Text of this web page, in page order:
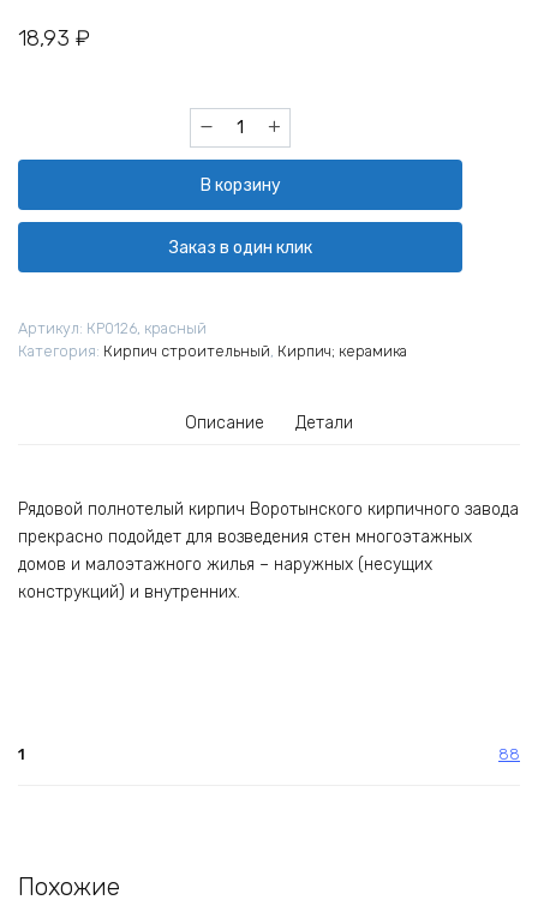
18,93 ₽
Количество
товара
строительный
полнотелый
полуторный
Воротынск
1,4НФ
В корзину
Заказ в один клик
Артикул: КР0126, красный
Категория: Кирпич строительный, Кирпич; керамика
Описание Детали
Рядовой полнотелый кирпич Воротынского кирпичного завода
прекрасно подойдет для возведения стен многоэтажных
домов и малоэтажного жилья – наружных (несущих
конструкций) и внутренних.
1 88
Похожие